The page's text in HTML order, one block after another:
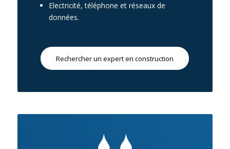
Electricité, téléphone et réseaux de
données.
Rechercher un expert en construction